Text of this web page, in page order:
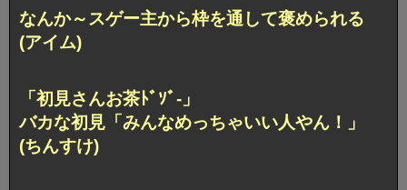
なんか～スゲー主から枠を通して褒められる
(アイム)
「初見さんお茶ﾄﾞｿﾞ-」
バカな初見「みんなめっちゃいい人やん！」
(ちんすけ)